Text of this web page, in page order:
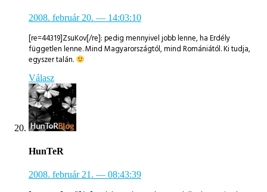
2008. február 20. — 14:03:10
[re=44319]ZsuKov[/re]: pedig mennyivel jobb lenne, ha Erdély
független lenne. Mind Magyarországtól, mind Romániától. Ki tudja,
egyszer talán.
Válasz
HunTeR
2008. február 21. — 08:43:39